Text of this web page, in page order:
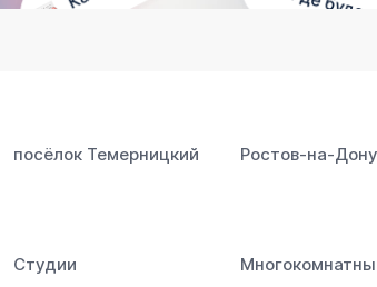
посёлок Темерницкий Ростов‑на‑Дону
Студии